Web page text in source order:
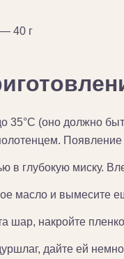
40 г
35°C (оно должно
в глубокую миску.
масло и вымесите
шар, накройте
дайте ей